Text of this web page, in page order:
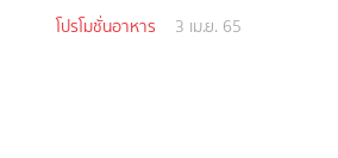
เรียกร้อง
โปรโมชั่นอาหาร 3 เม.ย. 65